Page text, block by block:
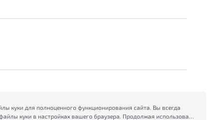
куки для полноценного функционирования сайта. Вы всегда
куки в настройках вашего браузера. Продолжая использовать